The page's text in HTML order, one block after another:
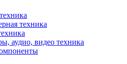
техника
аудио, видео техника